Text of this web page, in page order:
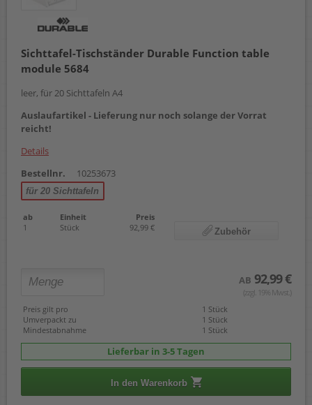
Sichttafel-Tischständer Durable Function table
module 5684
leer, für 20 Sichttafeln A4
Auslaufartikel - Lieferung nur noch solange der Vorrat
reicht!
Details
Bestellnr.
10253673
für 20 Sichttafeln
ab Einheit
Preis
1
Stück 92,99 € Zubehör
AB 92,99 €
(zzgl. 19% Mwst.)
Preis gilt pro
1 Stück
Umverpackt zu
1 Stück
Mindestabnahme
1 Stück
Lieferbar in 3-5 Tagen
In den Warenkorb